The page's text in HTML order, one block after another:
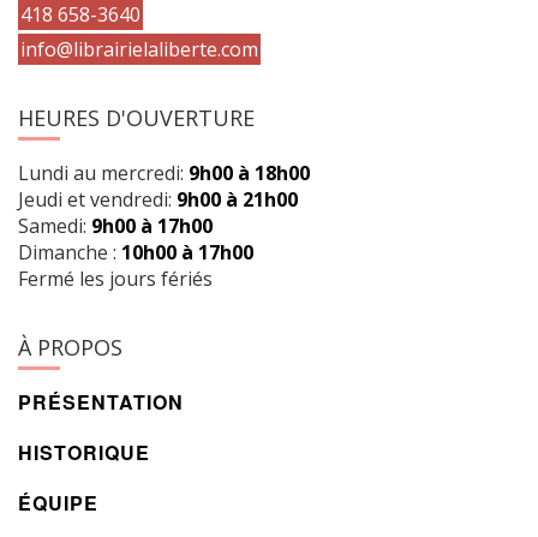
418 658-3640
info@librairielaliberte.com
HEURES D'OUVERTURE
Lundi au mercredi: 9h00 à 18h00
Jeudi et vendredi: 9h00 à 21h00
Samedi: 9h00 à 17h00
Dimanche : 10h00 à 17h00
Fermé les jours fériés
À PROPOS
PRÉSENTATION
HISTORIQUE
ÉQUIPE